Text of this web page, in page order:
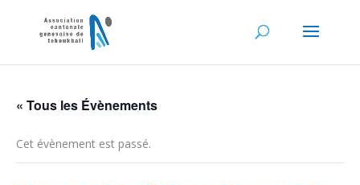
« Tous les Évènements
Cet évènement est passé.